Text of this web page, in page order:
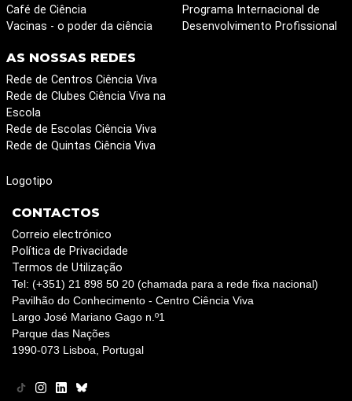
Café de Ciência
Vacinas - o poder da ciência
Programa Internacional de
Desenvolvimento Profissional
AS NOSSAS REDES
Rede de Centros Ciência Viva
Rede de Clubes Ciência Viva na
Escola
Rede de Escolas Ciência Viva
Rede de Quintas Ciência Viva
Logotipo
CONTACTOS
Correio electrónico
Política de Privacidade
Termos de Utilização
Tel: (+351) 21 898 50 20 (chamada para a rede fixa nacional)
Pavilhão do Conhecimento - Centro Ciência Viva
Largo José Mariano Gago n.º1
Parque das Nações
1990-073 Lisboa, Portugal